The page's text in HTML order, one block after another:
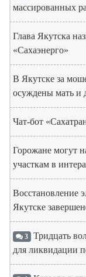
массированных
Глава Якутска
«Сахаэнерго»
В Якутске за
осуждены мать и
Чат-бот
Горожане могут
участкам в
Восстановление
Якутске
3 Тридцать
для ликвидации